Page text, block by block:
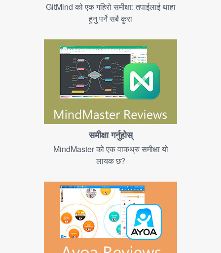
GitMind को एक गहिरो समीक्षा: तपाईलाई थाहा
हुनु पर्ने सबै कुरा
समीक्षा गर्नुहोस्
MindMaster को एक वाकथ्रु समीक्षा यो
लायक छ?